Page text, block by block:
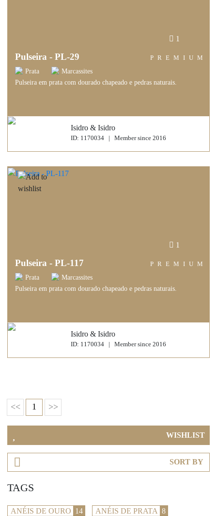
1
Pulseira - PL-29
Prata Marcassites
Pulseira em prata com dourado chapeado e pedras naturais.
PREMIUM
Isidro & Isidro
ID: 1170034 | Member since 2016
1
Pulseira - PL-117
Prata Marcassites
Pulseira em prata com dourado chapeado e pedras naturais.
PREMIUM
Isidro & Isidro
ID: 1170034 | Member since 2016
<< 1 >>
WISHLIST
SORT BY
TAGS
ANÉIS DE OURO 14 ANÉIS DE PRATA 8